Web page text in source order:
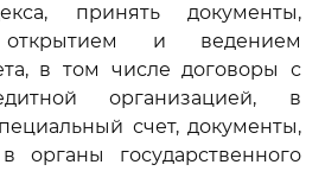
принять документы,
и ведением
в том числе договоры с
организацией, в
счет, документы,
органы государственного